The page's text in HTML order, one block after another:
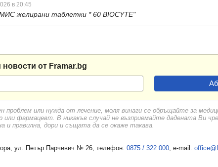
в 20:45
желирани таблетки * 60 BIOCYTE"
от Framar.bg
проблем или нужда от лечение, моля винаги се обръщайте за
или фармацевт. В никакъв случай не възприемайте дадената Ви
и правилна, дори и същата да се окаже такава.
ул. Петър Парчевич № 26, телефон: 0875 / 322 000, e-mail: